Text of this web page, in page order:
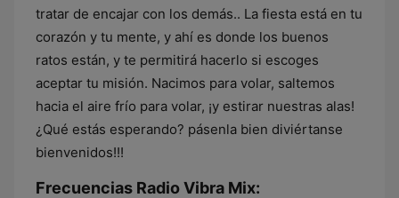
tratar de encajar con los demás.. La fiesta está en tu
corazón y tu mente, y ahí es donde los buenos
ratos están, y te permitirá hacerlo si escoges
aceptar tu misión. Nacimos para volar, saltemos
hacia el aire frío para volar, ¡y estirar nuestras alas!
¿Qué estás esperando? pásenla bien diviértanse
bienvenidos!!!
Frecuencias Radio Vibra Mix: